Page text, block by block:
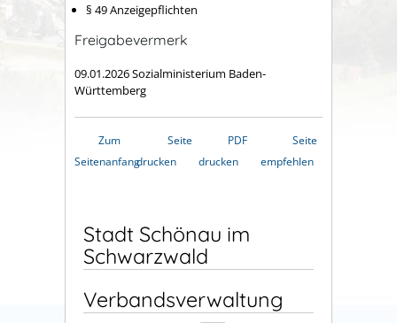
§ 49 Anzeigepflichten
Freigabevermerk
09.01.2026Sozialministerium Baden-
Württemberg
Zum
Seitenanfang
Seite
drucken
PDF
drucken
Seite
empfehlen
Stadt Schönau im
Schwarzwald
Verbandsverwaltung